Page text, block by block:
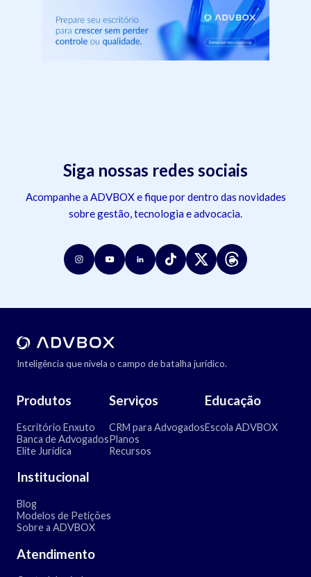
Siga nossas redes sociais
Acompanhe a ADVBOX e fique por dentro das novidades
sobre gestão, tecnologia e advocacia.
Inteligência que nivela o campo de batalha jurídico.
Produtos
Escritório Enxuto
Banca de Advogados
Elite Jurídica
Serviços
CRM para Advogados
Planos
Recursos
Educação
Escola ADVBOX
Institucional
Blog
Modelos de Petições
Sobre a ADVBOX
Atendimento